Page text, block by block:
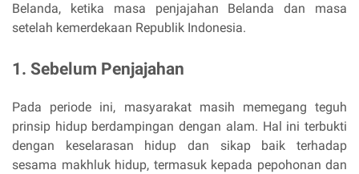
Belanda, ketika masa penjajahan Belanda dan masa
setelah kemerdekaan Republik Indonesia.
1. Sebelum Penjajahan
Pada periode ini, masyarakat masih memegang teguh
prinsip hidup berdampingan dengan alam. Hal ini terbukti
dengan keselarasan hidup dan sikap baik terhadap
sesama makhluk hidup, termasuk kepada pepohonan dan